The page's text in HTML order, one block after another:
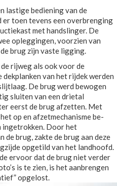
lastige bediening van de
toen tevens een overbrenging
met handslinger. De
opleggingen, voorzien van
brug zijn vaste ligging.
rijweg als ook voor de
van het rijdek werden
De brug werd bewogen
sluiten van een drietal
eerst de brug afzetten. Met
op en afzetmechanisme be-
ingetrokken. Door het
brug, zakte de brug aan deze
opgetild van het landhoofd.
ervoor dat de brug niet verder
is te zien, is het aanbrengen
opgelost.